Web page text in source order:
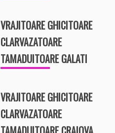
VRAJITOARE GHICITOARE
CLARVAZATOARE
TAMADUITOARE GALATI
VRAJITOARE GHICITOARE
CLARVAZATOARE